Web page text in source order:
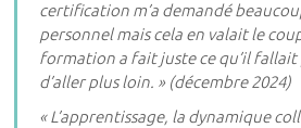
certification m’a demandé
personnel mais cela en valait le
formation a fait juste ce qu’il fallait
d’aller plus loin. » (décembre 2024)
« L’apprentissage, la dynamique